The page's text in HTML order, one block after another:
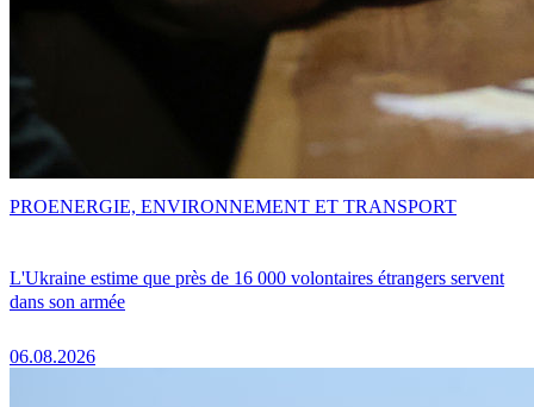
L'Ukraine estime que près de 16 000 volontaires étrangers servent
dans son armée
06.08.2026
PROENERGIE, ENVIRONNEMENT ET TRANSPORT